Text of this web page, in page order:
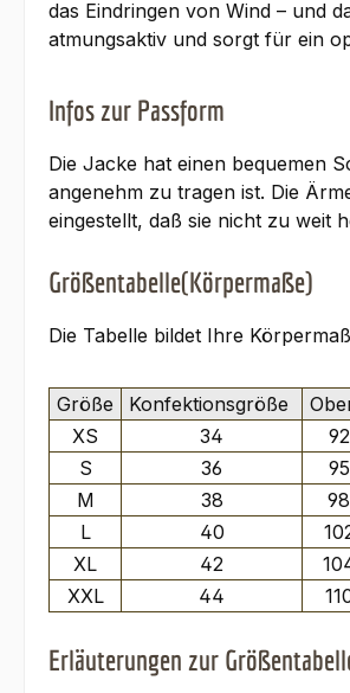
das Eindringen von Wind – und
atmungsaktiv und sorgt für ein
Infos zur Passform
Die Jacke hat einen bequemen
angenehm zu tragen ist. Die
eingestellt, daß sie nicht zu weit
Größentabelle(Körpermaße)
Die Tabelle bildet Ihre
Größe Konfektionsgröße
XS
34
S
36
M
38
L
40
XL
42
XXL
44
Erläuterungen zur